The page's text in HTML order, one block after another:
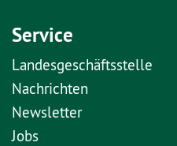
Service
Landesgeschäftsstelle
Nachrichten
Newsletter
Jobs